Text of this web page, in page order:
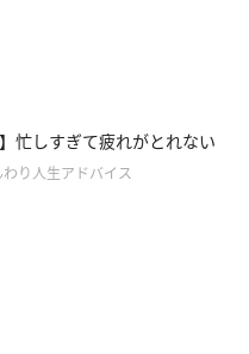
忙しすぎて疲れがとれない
り人生アドバイス